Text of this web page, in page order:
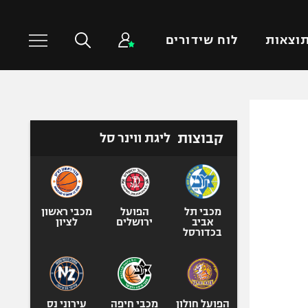
תוצאות לוח שידורים
טניס
כדורעף
ג'ודו
ספורט אולימפי
קבוצות ליגת ווינר סל
מכבי תל
אביב
בכדורסל
הפועל
ירושלים
מכבי ראשון
לציון
הפועל חולון
מכבי חיפה
עירוני נס